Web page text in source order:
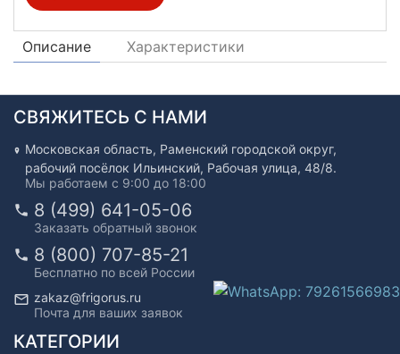
Описание Характеристики
СВЯЖИТЕСЬ С НАМИ
Московская область, Раменский городской округ,
рабочий посёлок Ильинский, Рабочая улица, 48/8.
Мы работаем с 9:00 до 18:00
8 (499) 641-05-06
Заказать обратный звонок
8 (800) 707-85-21
Бесплатно по всей России
zakaz@frigorus.ru
Почта для ваших заявок
КАТЕГОРИИ